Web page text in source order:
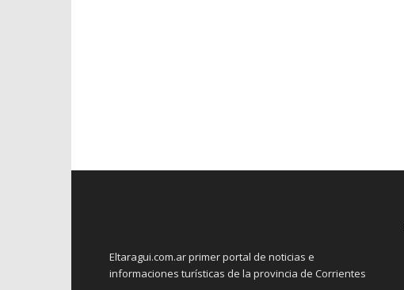
Eltaragui.com.ar primer portal de noticias e
informaciones turísticas de la provincia de Corrientes